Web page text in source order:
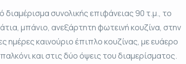
συνολικής επιφάνειας 90 τ.μ., το
μπάνιο, ανεξάρτητη φωτεινή κουζίνα, στην
καινούριο έπιπλο κουζίνας, με ευάερο
και στις δύο όψεις του διαμερίσματος.